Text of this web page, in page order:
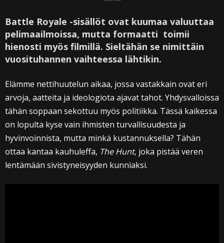
Battle Royale -sisällöt ovat kuumaa valuuttaa
pelimaailmoissa, mutta formaatti toimii
hienosti myös filmillä. Sieltähän se nimittäin
vuosituhannen vaihteessa lähtikin.
Elämme nettihuutelun aikaa, jossa vastakkain ovat eri
arvoja, aatteita ja ideologiota ajavat tahot. Yhdysvalloissa
tähän soppaan sekottuu myös politiikka. Tässä kaikessa
on lopulta kyse vain ihmisten turvallisuudesta ja
hyvinvoinnista, mutta minkä kustannuksella? Tähän
ottaa kantaa kauhuleffa, The Hunt, joka pistää veren
lentämään sivistyneisyyden kunniaksi.